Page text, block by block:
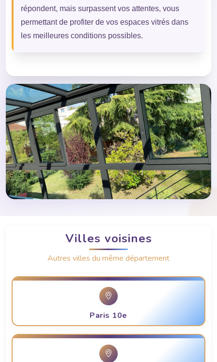
répondent, mais surpassent vos attentes, vous
permettant de profiter de vos espaces vitrés dans
les meilleures conditions possibles.
Villes voisines
Autres villes du même département
Paris 10e